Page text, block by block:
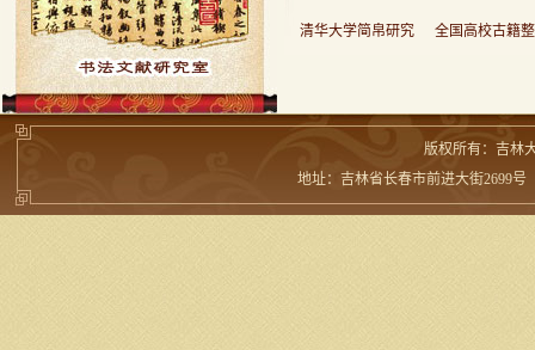
清华大学简帛研究 全国高校古籍
版权所有：吉林
地址：吉林省长春市前进大街2699号